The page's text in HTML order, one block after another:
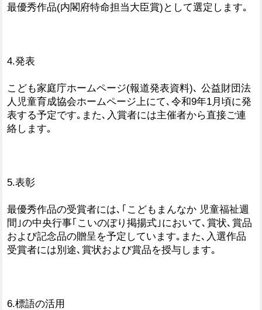
最優秀作品(内閣府特命担当大臣賞)として選定します｡
4.発表
こども家庭庁ホームページ(報道発表資料)､ 公益財団法
人児童育成協会ホームページ上にて､令和9年1月頃に発
表する予定です｡また､入賞者には主催者から直接ご連
絡します｡
5.表彰
最優秀作品の受賞者には､｢こどもまんなか 児童福祉週
間｣の中央行事｢こいのぼり掲揚式｣において､賞状､賞品
および記念品の贈呈を予定しています｡また､入選作品
受賞者には別途､賞状および賞品を授与します｡
6.標語の活用